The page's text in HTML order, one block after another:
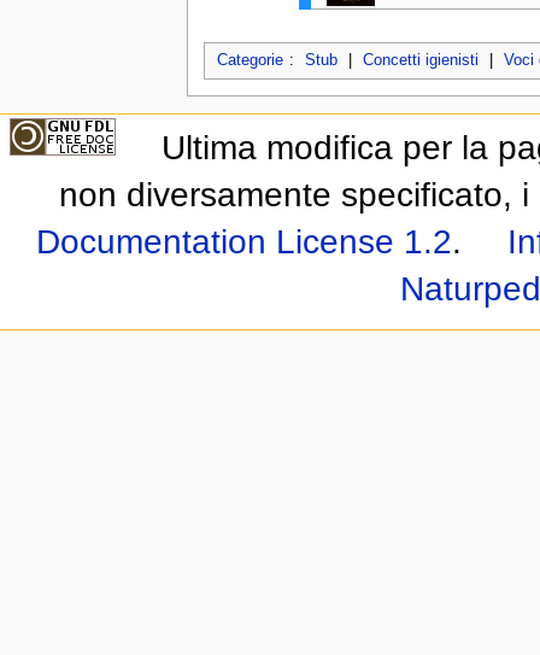
Categorie : Stub Concetti igienisti Voci
Ultima modifica per la
non diversamente specificato,
Documentation License 1.2.